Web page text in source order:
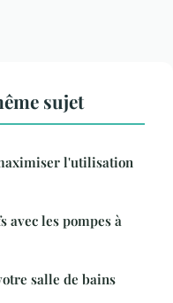
sujet
l'utilisation
avec les pompes à
salle de bains